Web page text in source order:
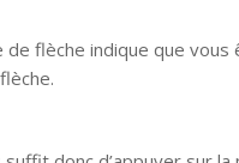
de flèche indique que vous